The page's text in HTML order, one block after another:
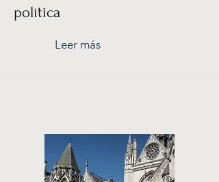
política
Leer más